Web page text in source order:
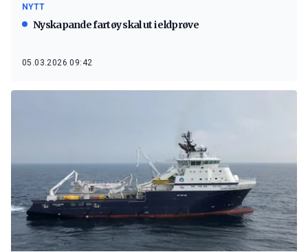
NYTT
Nyskapande fartøy skal ut i eldprøve
05.03.2026 09:42